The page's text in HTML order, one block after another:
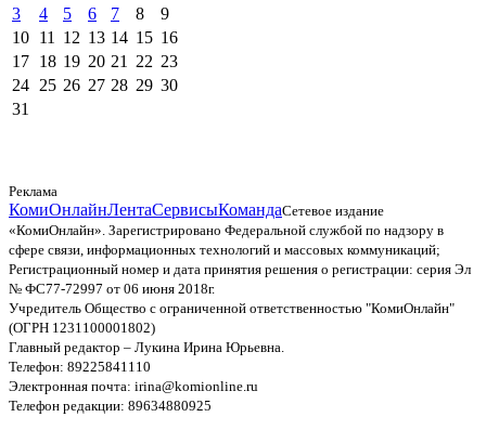
3
4 5 6 7 8
9
10 11 12 13 14 15 16
17 18 19 20 21 22 23
24 25 26 27 28 29 30
31
Реклама
КомиОнлайнЛентаСервисыКомандаСетевое издание
«КомиОнлайн». Зарегистрировано Федеральной службой по надзору в
сфере связи, информационных технологий и массовых коммуникаций;
Регистрационный номер и дата принятия решения о регистрации: серия Эл
№ ФС77-72997 от 06 июня 2018г.
Учредитель Общество с ограниченной ответственностью "КомиОнлайн"
(ОГРН 1231100001802)
Главный редактор – Лукина Ирина Юрьевна.
Телефон: 89225841110
Электронная почта: irina@komionline.ru
Телефон редакции: 89634880925